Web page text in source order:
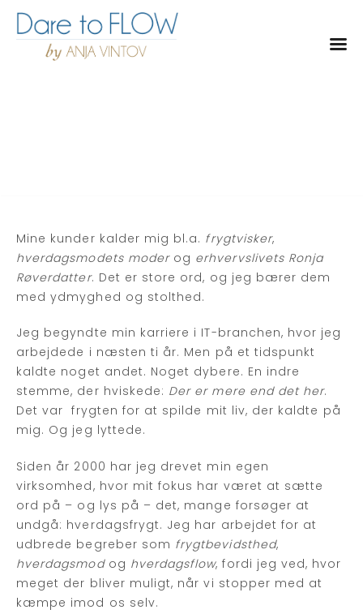
o
i
Mine kunder kalder mig bl.a. frygtvisker,
hverdagsmodets moderog erhvervslivets Ronja
Røverdatter. Det er store ord, og jeg bærer dem
med ydmyghed og stolthed.
Jeg begyndte min karriere i IT-branchen, hvor jeg
arbejdede i næsten ti år. Men på et tidspunkt
kaldte noget andet. Noget dybere. En indre
stemme, der hviskede: Der er mere end det her.
Det var frygten for at spilde mit liv, der kaldte på
mig. Og jeg lyttede.
Siden år 2000 har jeg drevet min egen
virksomhed, hvor mit fokus har været at sætte
ord på – og lys på – det, mange forsøger at
undgå: hverdagsfrygt. Jeg har arbejdet for at
udbrede begreber som frygtbevidsthed,
hverdagsmodog hverdagsflow, fordi jeg ved, hvor
meget der bliver muligt, når vi stopper med at
kæmpe imod os selv.